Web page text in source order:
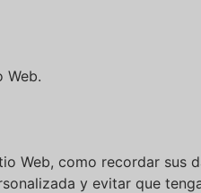
Web.
Web, como recordar sus
y evitar que